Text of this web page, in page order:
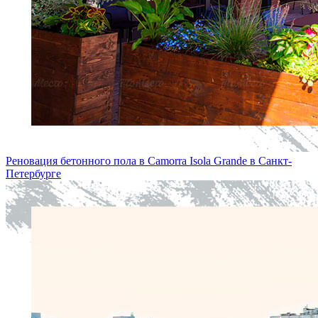
Реновация бетонного пола в Camorra Isola Grande в Санкт-
Петербургe